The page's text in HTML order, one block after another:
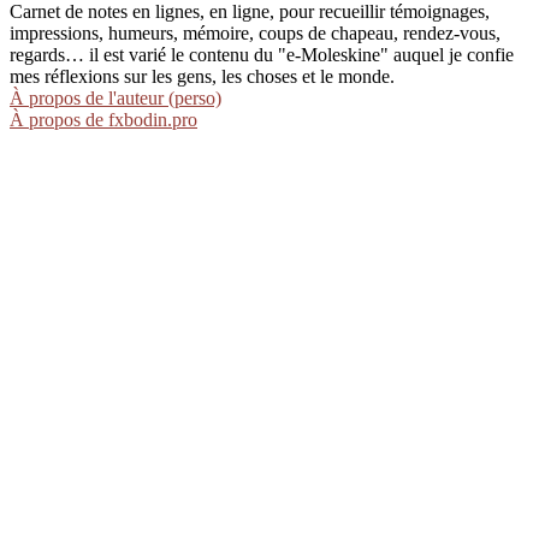
Carnet de notes en lignes, en ligne, pour recueillir témoignages,
impressions, humeurs, mémoire, coups de chapeau, rendez-vous,
regards… il est varié le contenu du "e-Moleskine" auquel je confie
mes réflexions sur les gens, les choses et le monde.
À propos de l'auteur (perso)
À propos de fxbodin.pro